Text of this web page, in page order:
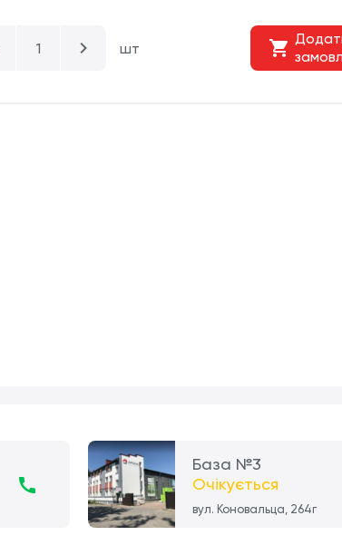
шт
База №3
Очікується
вул. Коновальца, 264г